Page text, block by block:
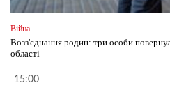
Війна
Возз'єднання родин: три особи
області
15:00